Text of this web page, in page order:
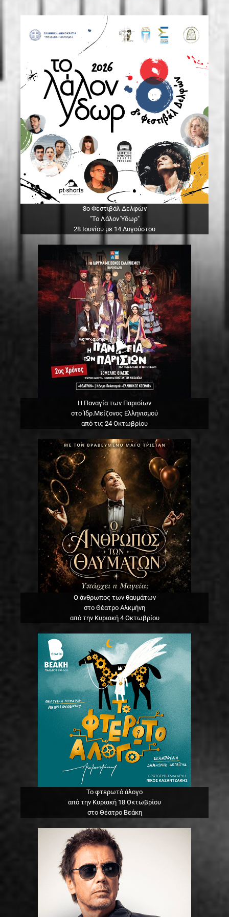
8ο Φεστιβάλ Δελφών
"Το Λάλον Ύδωρ"
28 Ιουνίου με 14 Αυγούστου
Η Παναγία των Παρισίων
στο Ίδρ.Μείζονος Ελληνισμού
από τις 24 Οκτωβρίου
Ο άνθρωπος των θαυμάτων
στο Θέατρο Αλκμήνη
από την Κυριακή 4 Οκτωβρίου
Το φτερωτό άλογο
από την Κυριακή 18 Οκτωβρίου
στο Θέατρο Βεάκη